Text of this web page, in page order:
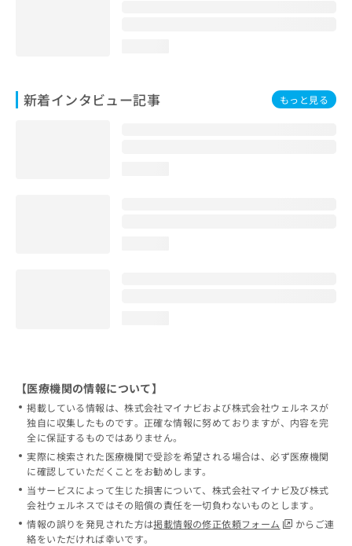
新着インタビュー記事 もっと見る
【医療機関の情報について】
掲載している情報は、株式会社マイナビおよび株式会社ウェルネスが
独自に収集したものです。正確な情報に努めておりますが、内容を完
全に保証するものではありません。
実際に検索された医療機関で受診を希望される場合は、必ず医療機関
に確認していただくことをお勧めします。
当サービスによって生じた損害について、株式会社マイナビ及び株式
会社ウェルネスではその賠償の責任を一切負わないものとします。
情報の誤りを発見された方は掲載情報の修正依頼フォーム
からご連
絡をいただければ幸いです。